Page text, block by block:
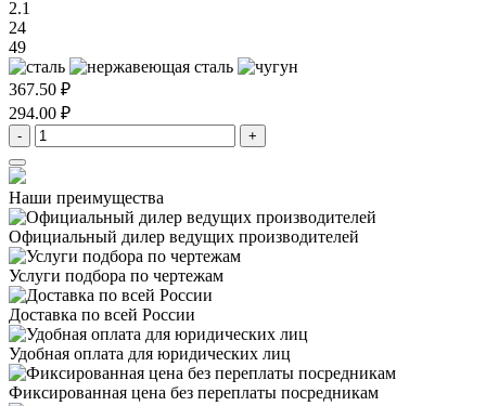
2.1
24
49
367.50 ₽
294.00 ₽
- +
Наши преимущества
Официальный дилер ведущих производителей
Услуги подбора по чертежам
Доставка по всей России
Удобная оплата для юридических лиц
Фиксированная цена без переплаты посредникам